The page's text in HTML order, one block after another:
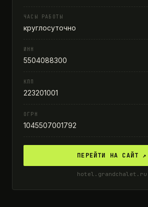
ЧАСЫ РАБОТЫ
круглосуточно
ИНН
5504088300
КПП
223201001
ОГРН
1045507001792
ПЕРЕЙТИ НА САЙТ ↗
hotel.grandchalet.ru